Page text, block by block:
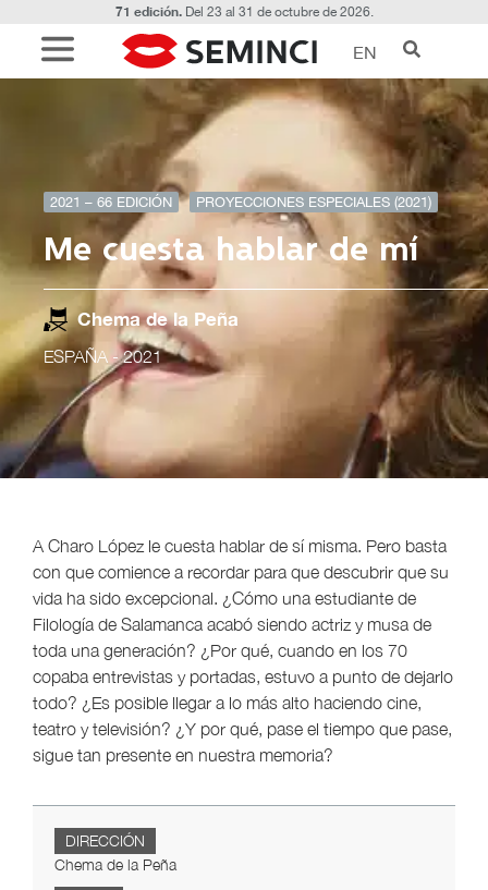
71 edición.Del 23 al 31 de octubre de 2026.
EN
2021 – 66 EDICIÓN PROYECCIONES ESPECIALES (2021)
Me cuesta hablar de mí
Chema de la Peña
ESPAÑA - 2021
A Charo López le cuesta hablar de sí misma. Pero basta
con que comience a recordar para que descubrir que su
vida ha sido excepcional. ¿Cómo una estudiante de
Filología de Salamanca acabó siendo actriz y musa de
toda una generación? ¿Por qué, cuando en los 70
copaba entrevistas y portadas, estuvo a punto de dejarlo
todo? ¿Es posible llegar a lo más alto haciendo cine,
teatro y televisión? ¿Y por qué, pase el tiempo que pase,
sigue tan presente en nuestra memoria?
DIRECCIÓN
Chema de la Peña